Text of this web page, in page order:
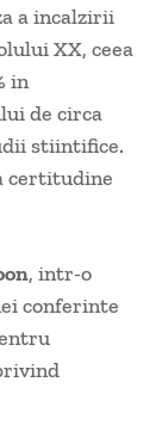
a incalzirii
XX, ceea
in
de circa
stiintifice.
certitudine
, intr-o
conferinte